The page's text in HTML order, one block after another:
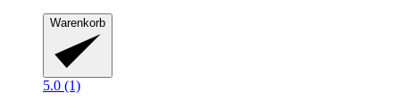
Warenkorb
5.0 (1)